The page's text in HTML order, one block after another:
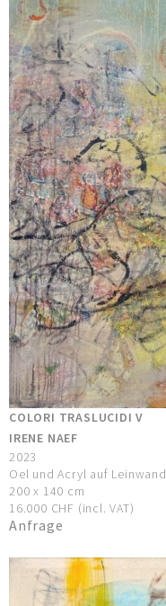
COLORI TRASLUCIDI V
IRENE NAEF
2023
Oel und Acryl auf Leinwand
200 x 140 cm
16.000 CHF (incl. VAT)
Anfrage